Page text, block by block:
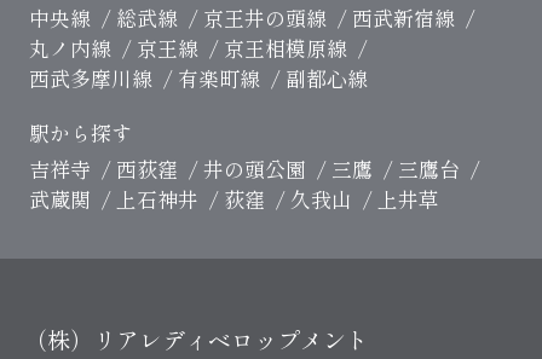
中央線
総武線 京王井の頭線
西武新宿線
丸ノ内線
京王線
京王相模原線
西武多摩川線
有楽町線
副都心線
駅から探す
吉祥寺
西荻窪 井の頭公園 三鷹
三鷹台
武蔵関
上石神井 荻窪 久我山 上井草
（株）リアレディベロップメント